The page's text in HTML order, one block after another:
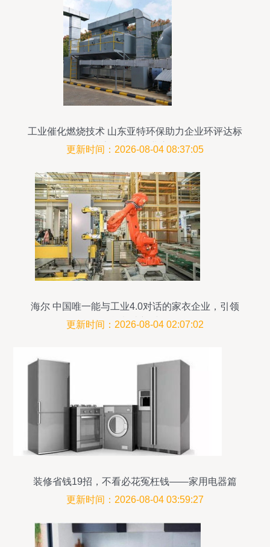
工业催化燃烧技术 山东亚特环保助力企业环评达标
与家用电器行业应用
更新时间：2026-08-04 08:37:05
海尔 中国唯一能与工业4.0对话的家衣企业，引领
智能制造新时代
更新时间：2026-08-04 02:07:02
装修省钱19招，不看必花冤枉钱——家用电器篇
更新时间：2026-08-04 03:59:27